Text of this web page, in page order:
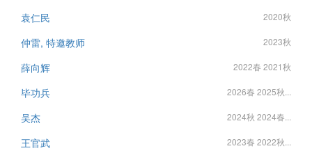
袁仁民 2020秋
仲雷, 特邀教师 2023秋
薛向辉 2022春 2021秋
毕功兵 2026春 2025秋...
吴杰 2024秋 2024春...
王官武 2023春 2022秋...